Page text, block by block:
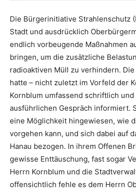
Die Bürgerinitiative Strahlenschutz
Stadt und ausdrücklich
endlich vorbeugende Maßnahmen
bringen, um die zusätzliche
radioaktiven Müll zu verhindern.
hatte – nicht zuletzt im Vorfeld der
Kornblum umfassend schriftlich und
ausführlichen Gespräch informiert.
eine Möglichkeit hingewiesen, wie
vorgehen kann, und sich dabei auf
Hanau bezogen. In ihrem Offenen
gewisse Enttäuschung, fast sogar
Herrn Kornblum und die
offensichtlich fehle es dem Herrn